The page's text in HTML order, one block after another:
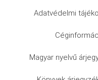
Adatvédelmi
Magyar nyelvű